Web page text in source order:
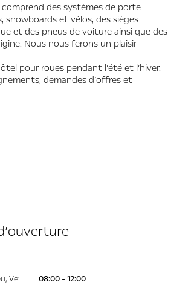
comprend des systèmes de porte-
et vélos, des sièges
et des pneus de voiture ainsi que des
Nous nous ferons un plaisir
pour roues pendant l’été et l’hiver.
demandes d’offres et
, Ve:
08:00 - 12:00